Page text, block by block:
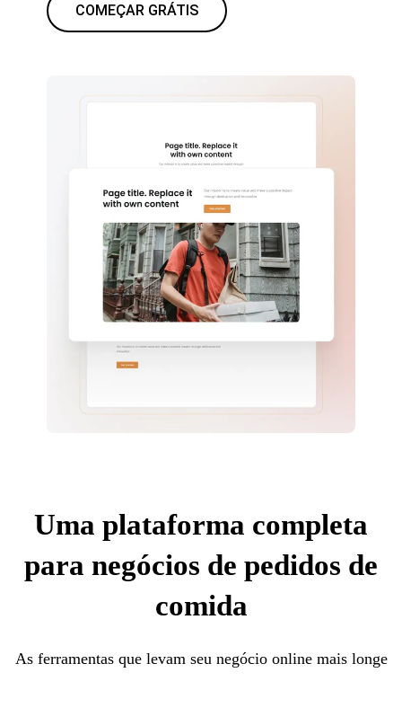
COMEÇAR GRÁTIS
Uma plataforma completa
para negócios de pedidos de
comida
As ferramentas que levam seu negócio online mais longe